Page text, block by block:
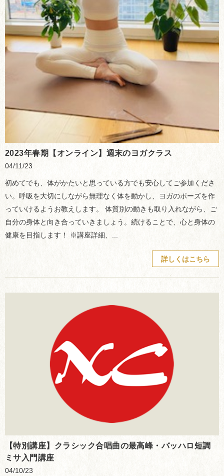
2023年春期【オンライン】週末のヨガクラス
04/11/23
初めてでも、体がかたいと思っている方でも安心してご参加くださ
い。呼吸を大切にしながら無理なく体を動かし、ヨガのポーズを作
っていけるようお教えします。 体質別の動きも取り入れながら、ご
自分の身体と向き合っていきましょう。続けることで、心と身体の
健康を目指します！ ※講座詳細、...
詳しくはこちら
【特別講座】クラシック合唱曲の最高峰・バッハロ短調
ミサ入門講座
04/10/23